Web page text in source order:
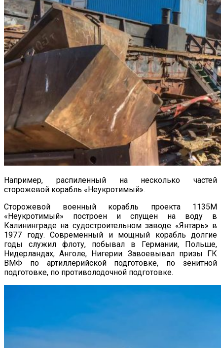
Например, распиленный на несколько частей
сторожевой корабль «Неукротимый».
Сторожевой военный корабль проекта 1135М
«Неукротимый» построен и спущен на воду в
Калининграде на судостроительном заводе «Янтарь» в
1977 году. Современный и мощный корабль долгие
годы служил флоту, побывал в Германии, Польше,
Нидерландах, Анголе, Нигерии. Завоевывал призы ГК
ВМФ по артиллерийской подготовке, по зенитной
подготовке, по противолодочной подготовке.